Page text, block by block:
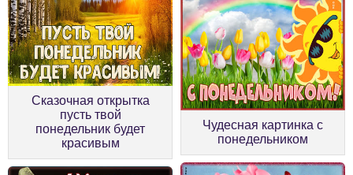
Сказочная открытка
пусть твой
понедельник будет
красивым
Чудесная картинка с
понедельником